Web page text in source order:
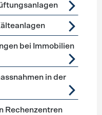
bei Immobilien
in der
Rechenzentren